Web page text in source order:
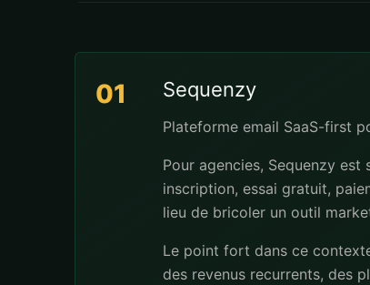
01 Sequenzy
Plateforme email SaaS-first
Pour agencies, Sequenzy
inscription, essai gratuit,
lieu de bricoler un outil
Le point fort dans ce
des revenus recurrents, des